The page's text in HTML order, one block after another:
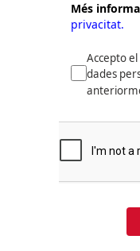
Més
privacitat.
Accepto
dades